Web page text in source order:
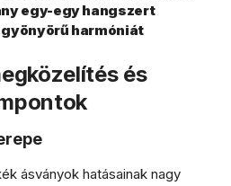
egy-egy hangszert
harmóniát
és
ásványok hatásainak nagy